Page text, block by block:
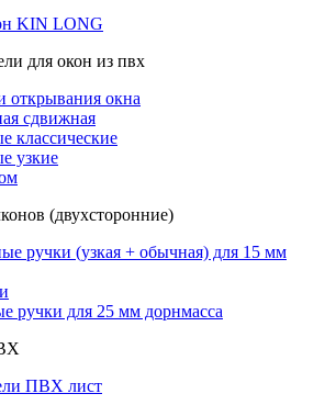
KIN LONG
для окон из пвх
открывания окна
сдвижная
классические
узкие
(двухсторонние)
ручки (узкая + обычная) для 15 мм
ручки для 25 мм дорнмасса
ПВХ лист